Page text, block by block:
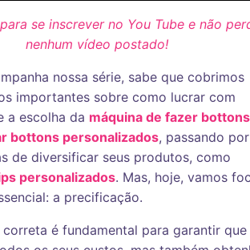
se inscrever no You Tube e não
nenhum vídeo postado!
nossa série, sabe que cobrimos
importantes sobre como lucrar com
a escolha da máquina de fazer bottons
bottons personalizados, passando por
de diversificar seus produtos, como
personalizados. Mas, hoje, vamos
a precificação.
é fundamental para garantir